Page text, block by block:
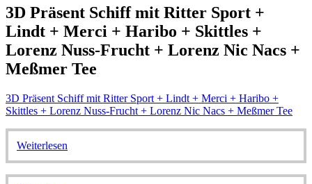
3D Präsent Schiff mit Ritter Sport +
Lindt + Merci + Haribo + Skittles +
Lorenz Nuss-Frucht + Lorenz Nic Nacs +
Meßmer Tee
3D Präsent Schiff mit Ritter Sport + Lindt + Merci + Haribo +
Skittles + Lorenz Nuss-Frucht + Lorenz Nic Nacs + Meßmer Tee
Weiterlesen